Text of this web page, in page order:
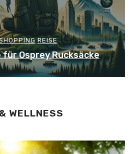
REISE
für Osprey Rucksäcke
WELLNESS